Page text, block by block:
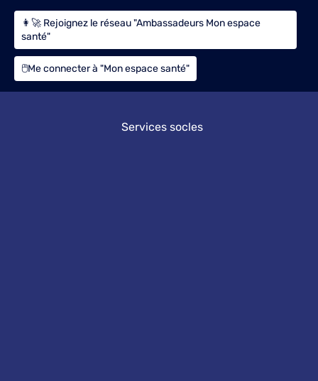
👩‍🚀 Rejoignez le réseau "Ambassadeurs Mon espace
santé"
🖱️Me connecter à "Mon espace santé"
Services socles